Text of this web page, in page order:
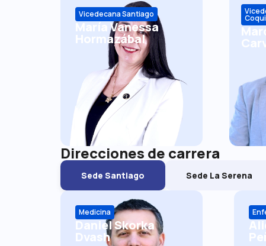
Vicedecana Santiago
María Vanessa
Hormazábal
Direcciones de carrera
Sede Santiago Sede La Serena
Medicina
Daniel Skorka
Dvash